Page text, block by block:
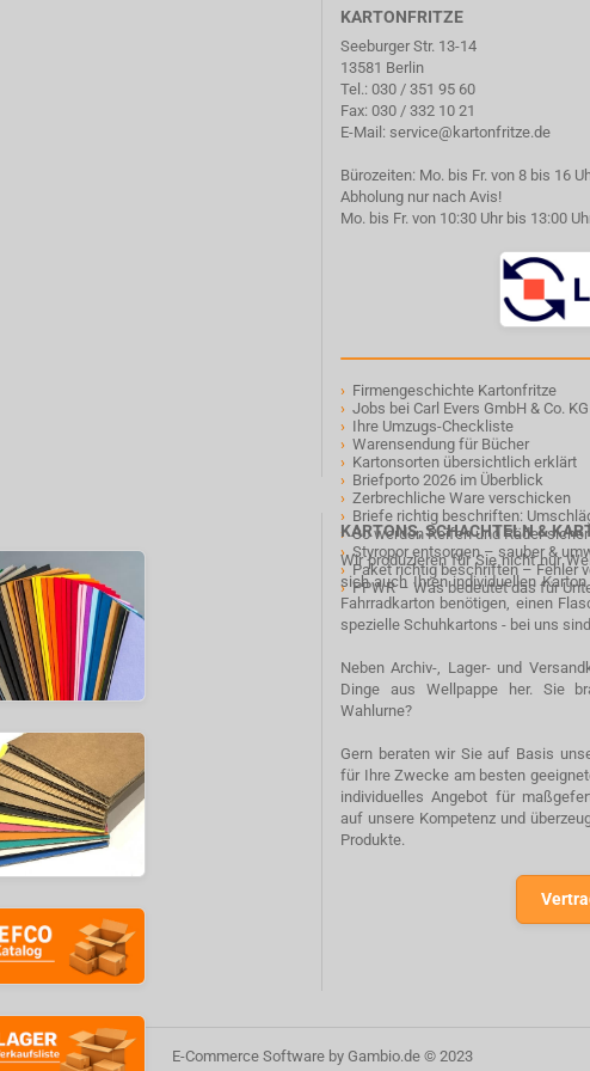
KARTONFRITZE
Seeburger Str. 13-14
13581 Berlin
Tel.: 030 / 351 95 60
Fax: 030 / 332 10 21
E-Mail: service@kartonfritze.de
Bürozeiten: Mo. bis Fr. von 8 bis 16
Abholung nur nach Avis!
Mo. bis Fr. von 10:30 Uhr bis 13:00
› Firmengeschichte Kartonfritze
› Jobs bei Carl Evers GmbH & Co. KG
› Ihre Umzugs-Checkliste
› Warensendung für Bücher
› Kartonsorten übersichtlich erklärt
› Briefporto 2026 im Überblick
› Zerbrechliche Ware verschicken
› Briefe richtig beschriften:
› So werden Reifen und Räder
› Styropor entsorgen – sauber &
› Paket richtig beschriften – Fehler
› PPWR – Was bedeutet das für
KARTONS, SCHACHTELN &
Wir produzieren für Sie nicht nur
sich auch Ihren individuellen
Fahrradkarton benötigen, einen
spezielle Schuhkartons - bei uns
Neben Archiv-, Lager- und
Dinge aus Wellpappe her. Sie
Wahlurne?
Gern beraten wir Sie auf Basis
für Ihre Zwecke am besten
individuelles Angebot für
auf unsere Kompetenz und
Produkte.
E-Commerce Software by Gambio.de © 2023